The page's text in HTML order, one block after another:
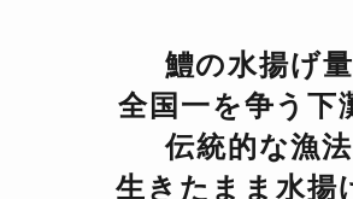
鱧の水揚げ
全国一を争う下
伝統的な漁
生きたまま水揚